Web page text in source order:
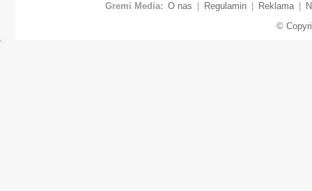
Gremi Media: O nas Regulamin Reklama
©